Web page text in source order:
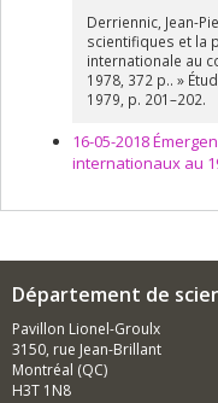
Derriennic, Jean-
scientifiques et la
internationale au
1978, 372 p.. »
1979, p. 201–202.
16-05-2018
internationaux au
Département de
Pavillon Lionel-Groulx
3150, rue Jean-Brillant
Montréal (QC)
H3T 1N8